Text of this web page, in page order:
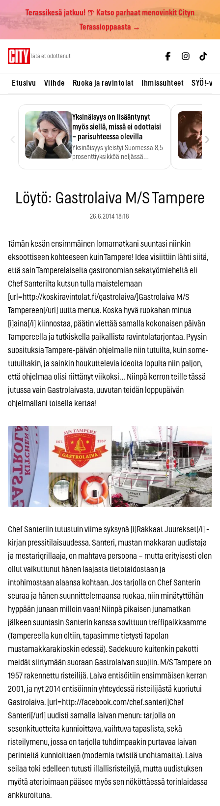
Terassikesä jatkuu! 🍺 Katso parhaat menovinkit Cityn
Terassioppaasta →
Tätä et odottanut
Etusivu Viihde Ruoka ja ravintolat Ihmissuhteet SYÖ!-
Yksinäisyys on lisääntynyt
myös siellä, missä ei odottaisi
– parisuhteessa olevilla
Yksinäisyys yleistyi Suomessa 8,5
prosenttiyksikköä neljässä
›
Löytö: Gastrolaiva M/S Tampere
26.6.2014 18:18
Tämän kesän ensimmäinen lomamatkani suuntasi niinkin
eksoottiseen kohteeseen kuin Tampere! Idea visiittiin lähti siitä,
että sain Tamperelaiselta gastronomian sekatyömieheltä eli
Chef Santerilta kutsun tulla maistelemaan
[url=http://koskiravintolat.fi/gastrolaiva/]Gastrolaiva M/S
Tampereen[/url] uutta menua. Koska hyvä ruokahan minua
[i]aina[/i] kiinnostaa, päätin viettää samalla kokonaisen päivän
Tampereella ja tutkiskella paikallista ravintolatarjontaa. Pyysin
suosituksia Tampere-päivän ohjelmalle niin tutuilta, kuin some-
tutuiltakin, ja sainkin houkuttelevia ideoita lopulta niin paljon,
että ohjelmaa olisi riittänyt viikoksi… Niinpä kerron teille tässä
jutussa vain Gastrolaivasta, uuvutan teidän loppupäivän
ohjelmallani toisella kertaa!
Chef Santeriin tutustuin viime syksynä [i]Rakkaat Juurekset[/i] -
kirjan pressitilaisuudessa. Santeri, mustan makkaran uudistaja
ja mestarigrillaaja, on mahtava persoona – mutta erityisesti olen
ollut vaikuttunut hänen laajasta tietotaidostaan ja
intohimostaan alaansa kohtaan. Jos tarjolla on Chef Santerin
seuraa ja hänen suunnittelemaansa ruokaa, niin minätyttöhän
hyppään junaan milloin vaan! Niinpä pikaisen junamatkan
jälkeen suuntasin Santerin kanssa sovittuun treffipaikkaamme
(Tampereella kun oltiin, tapasimme tietysti Tapolan
mustamakkarakioskin edessä). Sadekuuro kuitenkin pakotti
meidät siirtymään suoraan Gastrolaivan suojiin. M/S Tampere on
1957 rakennettu risteilijä. Laiva entisöitiin ensimmäisen kerran
2001, ja nyt 2014 entisöinnin yhteydessä risteilijästä kuoriutui
Gastrolaiva. [url=http://facebook.com/chef.santeri]Chef
Santeri[/url] uudisti samalla laivan menun: tarjolla on
sesonkituotteita kunnioittava, vaihtuva tapaslista, sekä
risteilymenu, jossa on tarjolla tuhdimpaakin purtavaa laivan
perinteitä kunnioittaen (modernia twistiä unohtamatta). Laiva
seilaa toki edelleen tutusti illallisristeilyjä, mutta uudistuksen
myötä aterioimaan pääsee myös sen nököttäessä torinlaidassa
ankkuroituna.